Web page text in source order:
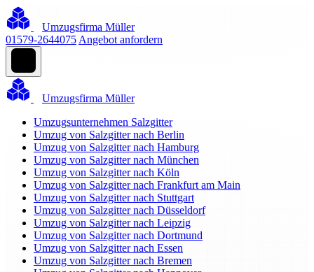
Umzugsfirma Müller
01579-2644075 Angebot anfordern
Umzugsfirma Müller
Umzugsunternehmen Salzgitter
Umzug von Salzgitter nach Berlin
Umzug von Salzgitter nach Hamburg
Umzug von Salzgitter nach München
Umzug von Salzgitter nach Köln
Umzug von Salzgitter nach Frankfurt am Main
Umzug von Salzgitter nach Stuttgart
Umzug von Salzgitter nach Düsseldorf
Umzug von Salzgitter nach Leipzig
Umzug von Salzgitter nach Dortmund
Umzug von Salzgitter nach Essen
Umzug von Salzgitter nach Bremen